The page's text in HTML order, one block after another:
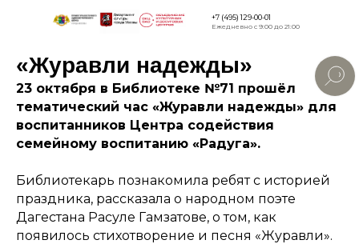
Версия для
+7 (495) 129-00-01
Ежедневно с 9:00 до 21:00
«Журавли надежды»
23 октября в Библиотеке №71 прошёл
тематический час «Журавли надежды» для
воспитанников Центра содействия
семейному воспитанию «Радуга».
Библиотекарь познакомила ребят с историей
праздника, рассказала о народном поэте
Дагестана Расуле Гамзатове, о том, как
появилось стихотворение и песня «Журавли».